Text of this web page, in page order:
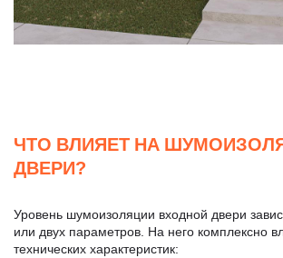
ЧТО ВЛИЯЕТ НА
ДВЕРИ?
Уровень шумоизоляции входной двери
или двух параметров. На него комплексно
технических характеристик: